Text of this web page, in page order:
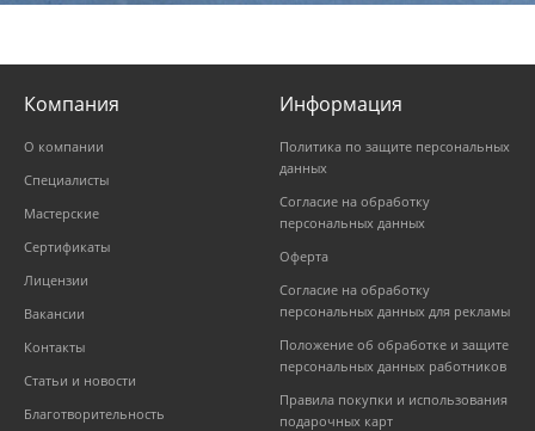
Компания
О компании
Специалисты
Мастерские
Сертификаты
Лицензии
Вакансии
Контакты
Статьи и новости
Благотворительность
Информация
Политика по защите персональных
данных
Согласие на обработку
персональных данных
Оферта
Согласие на обработку
персональных данных для рекламы
Положение об обработке и защите
персональных данных работников
Правила покупки и использования
подарочных карт